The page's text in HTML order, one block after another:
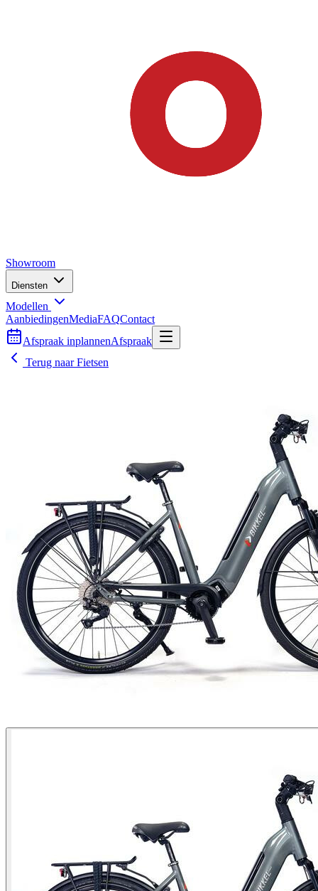
Showroom
Diensten
Modellen
AanbiedingenMediaFAQContact
Afspraak inplannenAfspraak
Terug naarFietsen